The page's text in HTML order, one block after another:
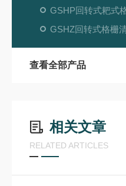
GSHP回转式耙式
GSHZ回转式格栅
查看全部产品
相关文章
RELATED ARTICLES